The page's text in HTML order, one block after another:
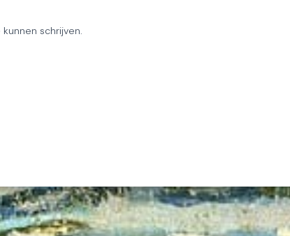
schrijven.